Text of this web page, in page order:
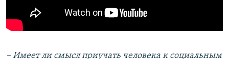
– Имеет ли смысл приучать человека к социальным